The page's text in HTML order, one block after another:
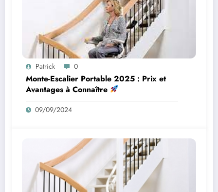
Patrick 0
Monte-Escalier Portable 2025 : Prix et
Avantages à Connaître
09/09/2024